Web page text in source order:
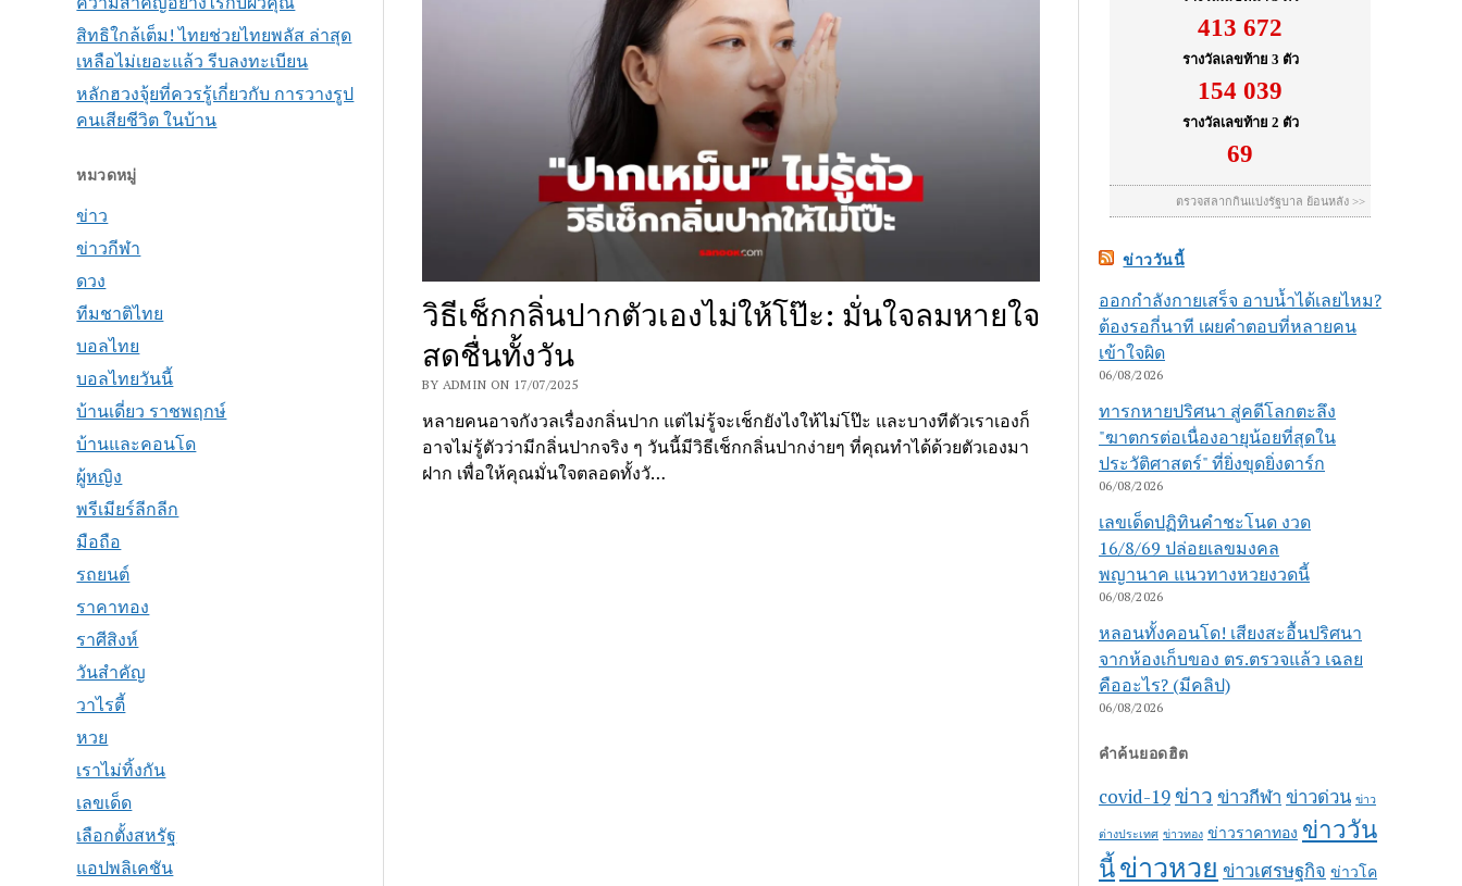
สิทธิใกล้เต็ม! ไทยช่วยไทยพลัส ล่าสุด
เหลือไม่เยอะแล้ว รีบลงทะเบียน
หลักฮวงจุ้ยที่ควรรู้เกี่ยวกับ การวางรูป
คนเสียชีวิต ในบ้าน
หมวดหมู่
ข่าว
ข่าวกีฬา
ดวง
ทีมชาติไทย
บอลไทย
บอลไทยวันนี้
บ้านเดี่ยว ราชพฤกษ์
บ้านและคอนโด
ผู้หญิง
พรีเมียร์ลีกลีก
มือถือ
รถยนต์
ราคาทอง
ราศีสิงห์
วันสำคัญ
วาไรตี้
หวย
เราไม่ทิ้งกัน
เลขเด็ด
เลือกตั้งสหรัฐ
แอปพลิเคชัน
วิธีเช็กกลิ่นปากตัวเองไม่ให้โป๊ะ: มั่นใจลมหายใจ
สดชื่นทั้งวัน
BY ADMIN ON 17/07/2025
หลายคนอาจกังวลเรื่องกลิ่นปาก แต่ไม่รู้จะเช็กยังไงให้ไม่โป๊ะ และบางทีตัวเราเองก็
อาจไม่รู้ตัวว่ามีกลิ่นปากจริง ๆ วันนี้มีวิธีเช็กกลิ่นปากง่ายๆ ที่คุณทำได้ด้วยตัวเองมา
ฝาก เพื่อให้คุณมั่นใจตลอดทั้งวั…
ข่าววันนี้
ออกกำลังกายเสร็จ อาบน้ำได้เลยไหม?
ต้องรอกี่นาที เผยคำตอบที่หลายคน
เข้าใจผิด
06/08/2026
ทารกหายปริศนา สู่คดีโลกตะลึง
"ฆาตกรต่อเนื่องอายุน้อยที่สุดใน
ประวัติศาสตร์" ที่ยิ่งขุดยิ่งดาร์ก
06/08/2026
เลขเด็ดปฏิทินคำชะโนด งวด
16/8/69 ปล่อยเลขมงคล
พญานาค แนวทางหวยงวดนี้
06/08/2026
หลอนทั้งคอนโด! เสียงสะอื้นปริศนา
จากห้องเก็บของ ตร.ตรวจแล้ว เฉลย
คืออะไร? (มีคลิป)
06/08/2026
คำค้นยอดฮิต
covid-19 ข่าว ข่าวกีฬา ข่าวด่วน ข่าว
ต่างประเทศ ข่าวทอง ข่าวราคาทอง ข่าววัน
นี้ข่าวหวย ข่าวเศรษฐกิจ ข่าวโค